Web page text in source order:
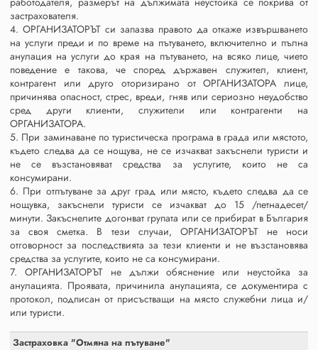
застрахователя.
4. ОРГАНИЗАТОРЪТ си запазва правото да откаже извършването
на услуги преди и по време на пътуването, включително и пълна
анулация на услуги до края на пътуването, на всяко лице, чието
поведение е такова, че според държавен служител, клиент,
контрагент или друго оторизирано от ОРГАНИЗАТОРА лице,
причинява опасност, стрес, вреди, гняв или сериозно неудобство
сред други клиенти, служители или контрагенти на
ОРГАНИЗАТОРА.
5. При заминаване по туристическа програма в града или мястото,
където следва да се нощува, не се изчакват закъснели туристи и
не се възстановяват средства за услугите, които не са
консумирани.
6. При отпътуване за друг град или място, където следва да се
нощувка, закъснели туристи се изчакват до 15 /петнадесет/
минути. Закъснелите догонват групата или се прибират в България
за своя сметка. В тези случаи, ОРГАНИЗАТОРЪТ не носи
отговорност за последствията за тези клиенти и не възстановява
средства за услугите, които не са консумирани.
7. ОРГАНИЗАТОРЪТ не дължи обяснение или неустойка за
анулацията. Проявата, причинила анулацията, се документира с
протокол, подписан от присъстващи на място служебни лица и/
или туристи.
Застраховка "Отмяна на пътуване"